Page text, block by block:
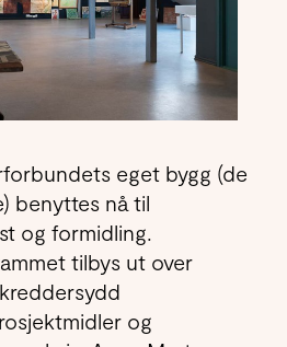
eget bygg (de
benyttes nå til
og formidling.
tilbys ut over
og